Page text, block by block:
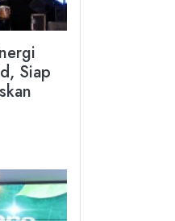
Siap